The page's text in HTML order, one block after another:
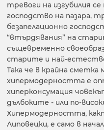
тревоги на изгубилия
господство на пазара,
безапелационно
“втърдявания” на
същевременно
старите и най-
Така че в крайна сметка
хипермодерността е
хиперконсумация
дълбоките - или по-
Хипермодерността,
Липовецки, е само в